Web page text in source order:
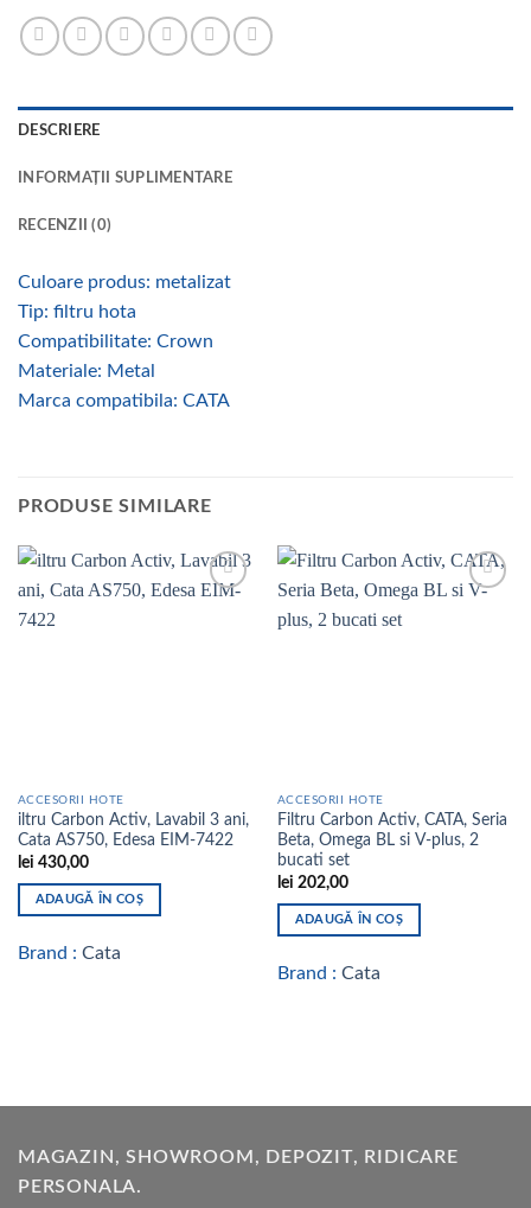
DESCRIERE
INFORMAȚII SUPLIMENTARE
RECENZII (0)
Culoare produs: metalizat
Tip: filtru hota
Compatibilitate: Crown
Materiale: Metal
Marca compatibila: CATA
PRODUSE SIMILARE
ACCESORII HOTE
iltru Carbon Activ, Lavabil 3 ani,
Cata AS750, Edesa EIM-7422
lei 430,00
ADAUGĂ ÎN COȘ
Brand : Cata
ACCESORII HOTE
Filtru Carbon Activ, CATA, Seria
Beta, Omega BL si V-plus, 2
bucati set
lei 202,00
ADAUGĂ ÎN COȘ
Brand : Cata
MAGAZIN, SHOWROOM, DEPOZIT, RIDICARE
PERSONALA.